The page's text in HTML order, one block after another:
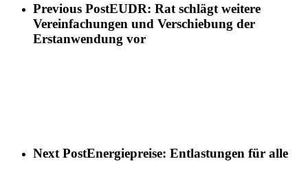
Previous PostEUDR: Rat schlägt weitere
Vereinfachungen und Verschiebung der
Erstanwendung vor
Next PostEnergiepreise: Entlastungen für alle